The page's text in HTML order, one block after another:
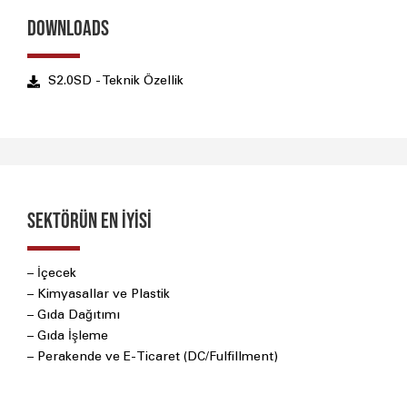
DOWNLOADS
S2.0SD - Teknik Özellik
sektörün en iyisi
– İçecek
– Kimyasallar ve Plastik
– Gıda Dağıtımı
– Gıda İşleme
– Perakende ve E-Ticaret (DC/Fulfillment)